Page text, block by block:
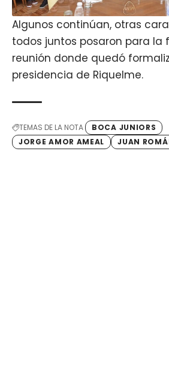
Algunos continúan, otras
todos juntos posaron para la
reunión donde quedó
presidencia de Riquelme.
TEMAS DE LA NOTA
BOCA JUNIORS
JORGE AMOR AMEAL
JUAN